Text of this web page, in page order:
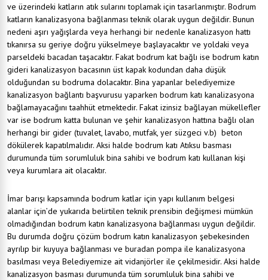
ve üzerindeki katların atık sularını toplamak için tasarlanmıştır. Bodrum
katların kanalizasyona bağlanması teknik olarak uygun değildir. Bunun
nedeni aşırı yağışlarda veya herhangi bir nedenle kanalizasyon hattı
tıkanırsa su geriye doğru yükselmeye başlayacaktır ve yoldaki veya
parseldeki bacadan taşacaktır. Fakat bodrum kat bağlı ise bodrum katın
gideri kanalizasyon bacasının üst kapak kodundan daha düşük
olduğundan su bodruma dolacaktır. Bina yapanlar belediyemize
kanalizasyon bağlantı başvurusu yaparken bodrum katı kanalizasyona
bağlamayacağını taahhüt etmektedir. Fakat izinsiz bağlayan mükellefler
var ise bodrum katta bulunan ve şehir kanalizasyon hattına bağlı olan
herhangi bir gider (tuvalet, lavabo, mutfak, yer süzgeci v.b) beton
dökülerek kapatılmalıdır. Aksi halde bodrum katı Atıksu basması
durumunda tüm sorumluluk bina sahibi ve bodrum katı kullanan kişi
veya kurumlara ait olacaktır.
İmar barışı kapsamında bodrum katlar için yapı kullanım belgesi
alanlar için’de yukarıda belirtilen teknik prensibin değişmesi mümkün
olmadığından bodrum katın kanalizasyona bağlanması uygun değildir.
Bu durumda doğru çözüm bodrum katın kanalizasyon şebekesinden
ayrılıp bir kuyuya bağlanması ve buradan pompa ile kanalizasyona
basılması veya Belediyemize ait vidanjörler ile çekilmesidir. Aksi halde
kanalizasyon basması durumunda tüm sorumluluk bina sahibi ve